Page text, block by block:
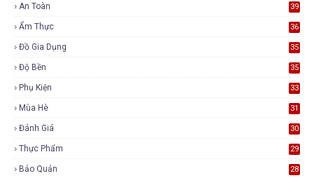
An Toàn 39
Ẩm Thực 36
Đồ Gia Dụng 35
Độ Bền 35
Phụ Kiện 33
Mùa Hè 31
Đánh Giá 30
Thực Phẩm 29
Bảo Quản 28